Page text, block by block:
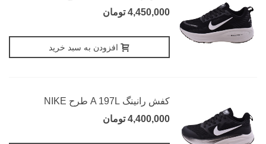
4,450,000 تومان
افزودن به سبد خرید
کفش رانینگ A 197L طرح NIKE
4,400,000 تومان